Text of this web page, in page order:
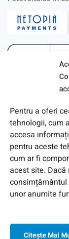
Pentru a oferi
tehnologii, cum
accesa
pentru aceste
cum ar fi
acest site.
unor anumite
Citeşte Mai
© 2026 Toate